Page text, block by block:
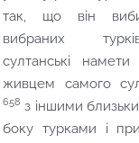
так, що він
вибраних
султанські намети
живцем самого
658 з іншими
боку турками і